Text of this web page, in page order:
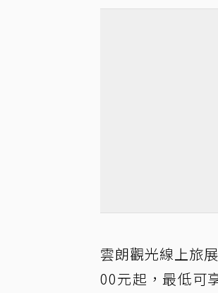
雲朗觀光線上旅
00元起，最低可